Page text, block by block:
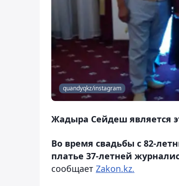
quandyqkz/instagram
Жадыра Сейдеш является
Во время свадьбы с 82-
платье 37-летней
сообщает Zakon.kz.